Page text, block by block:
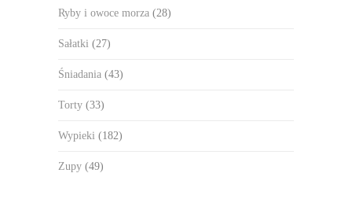
Ryby i owoce morza (28)
Sałatki (27)
Śniadania (43)
Torty (33)
Wypieki (182)
Zupy (49)